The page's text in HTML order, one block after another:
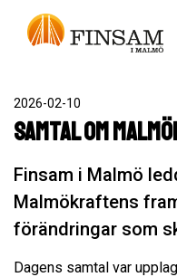
2026-02-10
Samtal om
Finsam i Malmö
Malmökraftens
förändringar som
Dagens samtal var